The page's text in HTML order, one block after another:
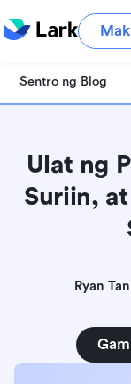
Sentro ng Blog
Ulat ng
Suriin,
Ryan